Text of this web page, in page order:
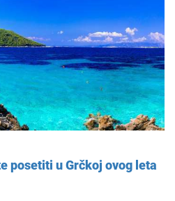
posetiti u Grčkoj ovog leta